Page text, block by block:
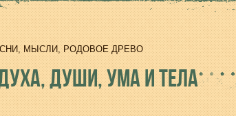
МЫСЛИ, РОДОВОЕ ДРЕВО
ДУШИ, УМА И ТЕЛА